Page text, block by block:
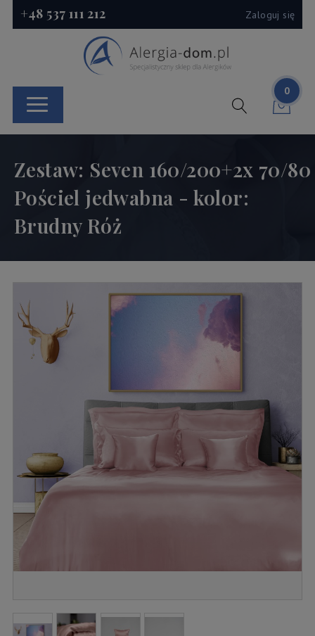
+48 537 111 212 Zaloguj się
0
Zestaw: Seven 160/200+2x 70/80
Pościel jedwabna - kolor:
Brudny Róż